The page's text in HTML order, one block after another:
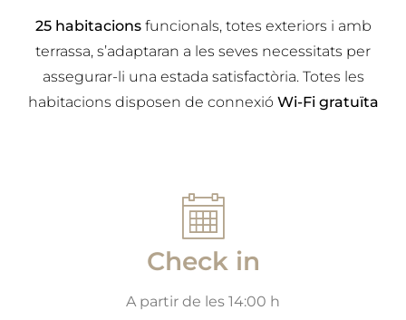
25 habitacionsfuncionals, totes exteriors i amb
terrassa, s’adaptaran a les seves necessitats per
assegurar-li una estada satisfactòria. Totes les
habitacions disposen de connexió Wi-Fi gratuïta
Check in
A partir de les 14:00 h